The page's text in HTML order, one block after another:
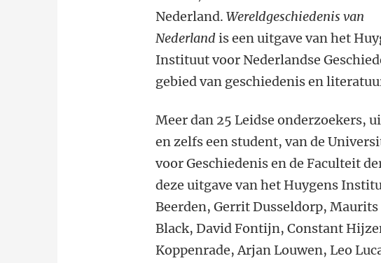
Nederland.Wereldgeschiedenis van
Nederlandis een uitgave van het
Instituut voor Nederlandse
gebied van geschiedenis en
Meer dan 25 Leidse onderzoekers,
en zelfs een student, van de
voor Geschiedenis en de Faculteit
deze uitgave van het Huygens
Beerden, Gerrit Dusseldorp,
Black, David Fontijn, Constant
Koppenrade, Arjan Louwen, Leo